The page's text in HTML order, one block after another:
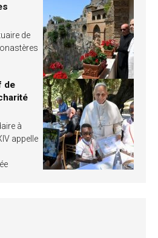
de
de
à
appelle